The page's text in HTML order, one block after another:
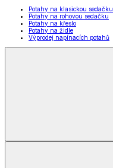
Potahy na klasickou sedačku
Potahy na rohovou sedačku
Potahy na křeslo
Potahy na židle
Výprodej napínacích potahů